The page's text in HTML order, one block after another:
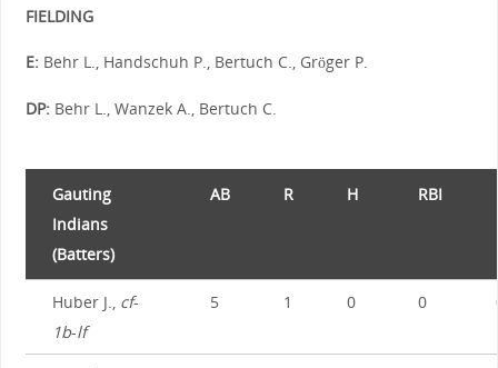
FIELDING
E:Behr L., Handschuh P., Bertuch C., Gröger P.
DP:Behr L., Wanzek A., Bertuch C.
Gauting
Indians
(Batters)
AB R H RBI
Huber J., cf-
1b-lf
5 1 0 0